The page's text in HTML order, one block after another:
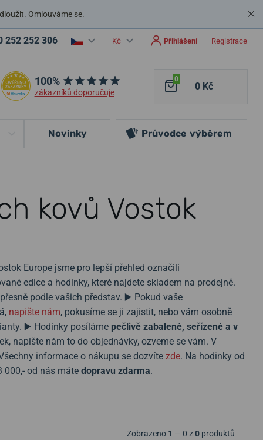
Omlouváme se.
252 252 306 Kč Přihlášení Registrace
100%
zákazníků doporučuje
0
0 Kč
Novinky Průvodce výběrem
kovů Vostok
Europe jsme pro lepší přehled označili
edice a hodinky, které najdete skladem na prodejně.
podle vašich představ. ▶️ Pokud vaše
napište nám, pokusíme se ji zajistit, nebo vám osobně
▶️ Hodinky posíláme pečlivě zabalené, seřízené a v
napište nám to do objednávky, ozveme se vám. V
informace o nákupu se dozvíte zde. Na hodinky od
000,- od nás máte dopravu zdarma.
Zobrazeno 1 — 0 z0 produktů